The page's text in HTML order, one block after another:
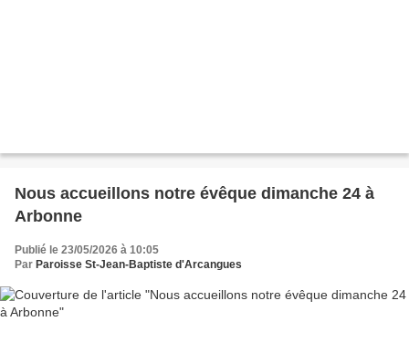
Nous accueillons notre évêque dimanche 24 à
Arbonne
Publié le 23/05/2026 à 10:05
Par Paroisse St-Jean-Baptiste d'Arcangues